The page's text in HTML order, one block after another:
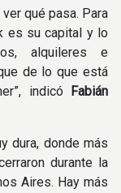
qué pasa. Para
es su capital y lo
alquileres e
de lo que está
indicó Fabián
dura, donde más
durante la
Aires. Hay más